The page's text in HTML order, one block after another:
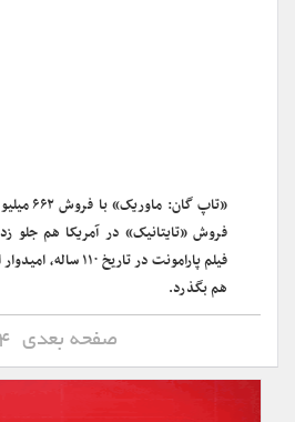
«تاپ
فروش «تایتانیک» در آمریکا هم جلو
فیلم پارامونت در
هم بگذرد.
4 صفحه بعدی